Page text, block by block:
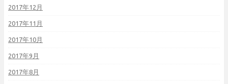
2017年12月
2017年11月
2017年10月
2017年9月
2017年8月